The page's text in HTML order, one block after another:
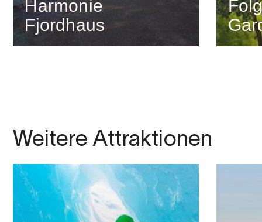
Harmonie
Fjordhaus
Weitere Attraktionen